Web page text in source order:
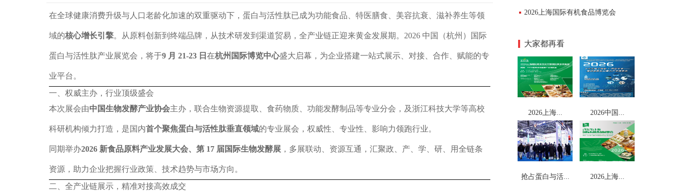
在全球健康消费升级与人口老龄化加速的双重驱动下，蛋白与活性肽已成为功能食品、特医膳食、美容抗衰、滋补养生等领
域的核心增长引擎。从原料创新到终端品牌，从技术研发到渠道贸易，全产业链正迎来黄金发展期。2026 中国（杭州）国际
蛋白与活性肽产业展览会，将于9 月 21-23 日 在杭州国际博览中心盛大启幕，为企业搭建一站式展示、对接、合作、赋能的专
业平台。
一、权威主办，行业顶级盛会
本次展会由中国生物发酵产业协会主办，联合生物资源提取、食药物质、功能发酵制品等专业分会，及浙江科技大学等高校
科研机构倾力打造，是国内首个聚焦蛋白与活性肽垂直领域的专业展会，权威性、专业性、影响力领跑行业。
同期举办2026 新食品原料产业发展大会、第 17 届国际生物发酵展 ，多展联动、资源互通，汇聚政、产、学、研、用全链条
资源，助力企业把握行业政策、技术趋势与市场方向。
二、全产业链展示，精准对接高效成交
2026上海国际有机食品博览会
大家都再看
2026上海... 2026中国...
抢占蛋白与活... 2026上海...